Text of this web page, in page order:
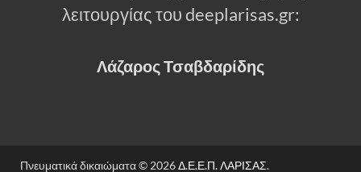
λειτουργίας του deeplarisas.gr:
Λάζαρος Τσαβδαρίδης
Πνευματικά δικαιώματα © 2026Δ.Ε.Ε.Π. ΛΑΡΙΣΑΣ.